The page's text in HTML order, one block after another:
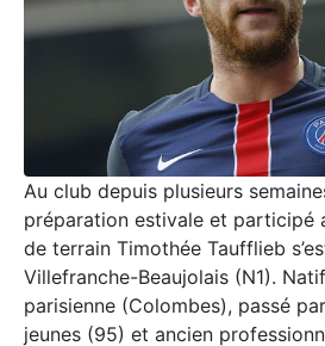
Au club depuis plusieurs
préparation estivale et participé
de terrain Timothée Taufflieb
Villefranche-Beaujolais (N1).
parisienne (Colombes), passé
jeunes (95) et ancien